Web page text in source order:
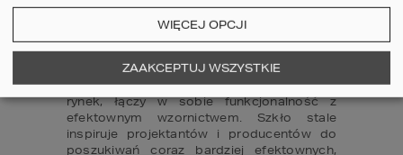
własnej działce.
pod względem stylistyki, efektywności
energetycznej oraz komfortu używania
okien. Na szczęście to co obecnie oferuje
rynek, łączy w sobie funkcjonalność z
efektownym wzornictwem. Szkło stale
inspiruje projektantów i producentów do
poszukiwań coraz bardziej efektownych,
WIĘCEJ OPCJI
ZAAKCEPTUJ WSZYSTKIE